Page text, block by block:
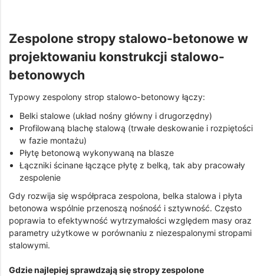
Zespolone stropy stalowo-betonowe w
projektowaniu konstrukcji stalowo-
betonowych
Typowy zespolony strop stalowo-betonowy łączy:
Belki stalowe (układ nośny główny i drugorzędny)
Profilowaną blachę stalową (trwałe deskowanie i rozpiętości
w fazie montażu)
Płytę betonową wykonywaną na blasze
Łączniki ścinane łączące płytę z belką, tak aby pracowały
zespolenie
Gdy rozwija się współpraca zespolona, belka stalowa i płyta
betonowa wspólnie przenoszą nośność i sztywność. Często
poprawia to efektywność wytrzymałości względem masy oraz
parametry użytkowe w porównaniu z niezespalonymi stropami
stalowymi.
Gdzie najlepiej sprawdzają się stropy zespolone